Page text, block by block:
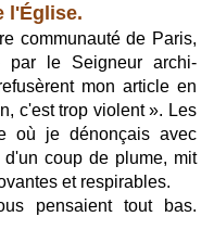
l'Église.
communauté de Paris,
par le Seigneur archi-
mon article en
c'est trop violent ». Les
où je dénonçais avec
coup de plume, mit
et respirables.
pensaient tout bas.